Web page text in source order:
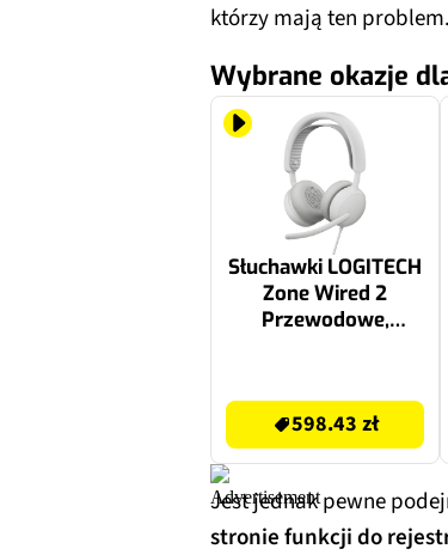
którzy mają ten problem.
Wybrane okazje
Słuchawki LOGITECH
Zone Wired 2
Przewodowe,
598.43 zł
Jest jednak pewne
stronie funkcji do